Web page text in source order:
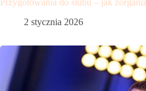
Przygotowania do ślubu – jak
2 stycznia 2026